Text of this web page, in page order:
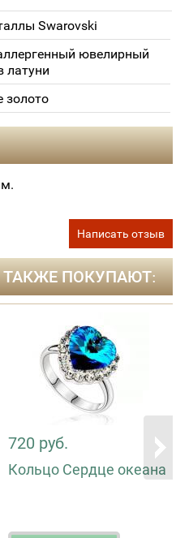
Swarovski
ювелирный
латуни
золото
Написать отзыв
ПОКУПАЮТ:
720 руб.
Кольцо Сердце океана